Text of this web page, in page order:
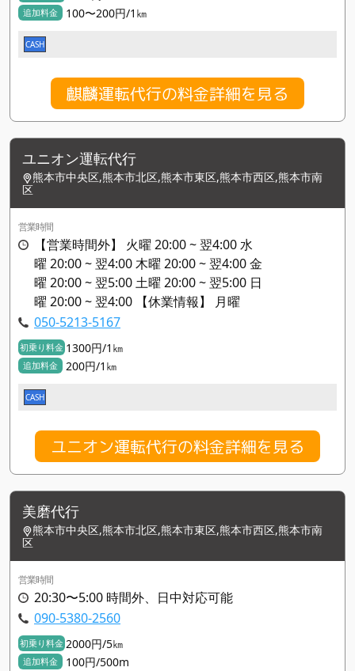
追加料金 100〜200円/1㎞
CASH
麒麟運転代行の料金詳細を見る
ユニオン運転代行
熊本市中央区,熊本市北区,熊本市東区,熊本市西区,熊本市南
区
営業時間
【営業時間外】 火曜 20:00 ~ 翌4:00 水
曜 20:00 ~ 翌4:00 木曜 20:00 ~ 翌4:00 金
曜 20:00 ~ 翌5:00 土曜 20:00 ~ 翌5:00 日
曜 20:00 ~ 翌4:00 【休業情報】 月曜
050-5213-5167
初乗り料金 1300円/1㎞
追加料金 200円/1㎞
CASH
ユニオン運転代行の料金詳細を見る
美磨代行
熊本市中央区,熊本市北区,熊本市東区,熊本市西区,熊本市南
区
営業時間
20:30〜5:00 時間外、日中対応可能
090-5380-2560
初乗り料金 2000円/5㎞
追加料金 100円/500m